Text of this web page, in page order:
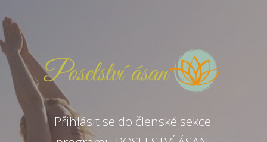
Přihlásit se do členské sekce